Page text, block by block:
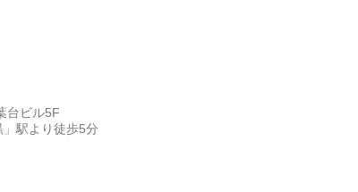
台ビル5F
」駅より徒歩5分